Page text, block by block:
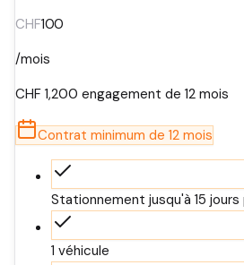
CHF100
/mois
CHF 1,200 engagement de 12 mois
Contrat minimum de 12 mois
Stationnement jusqu'à 15 jours
1 véhicule